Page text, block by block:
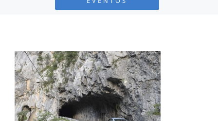
COLABORA
RECURSOS